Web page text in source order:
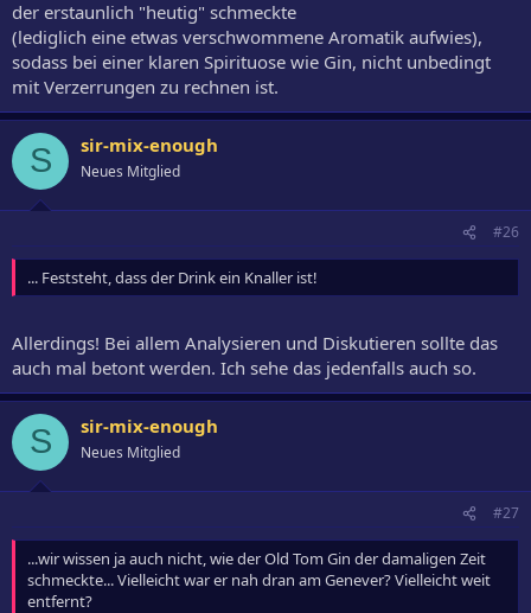
der erstaunlich "heutig" schmeckte
(lediglich eine etwas verschwommene Aromatik aufwies),
sodass bei einer klaren Spirituose wie Gin, nicht unbedingt
mit Verzerrungen zu rechnen ist.
S sir-mix-enough
Neues Mitglied
#26
... Feststeht, dass der Drink ein Knaller ist!
Allerdings! Bei allem Analysieren und Diskutieren sollte das
auch mal betont werden. Ich sehe das jedenfalls auch so.
S sir-mix-enough
Neues Mitglied
#27
...wir wissen ja auch nicht, wie der Old Tom Gin der damaligen Zeit
schmeckte... Vielleicht war er nah dran am Genever? Vielleicht weit
entfernt?